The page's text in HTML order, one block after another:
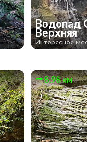
Водопад
Верхняя
Интересное
8.98 км